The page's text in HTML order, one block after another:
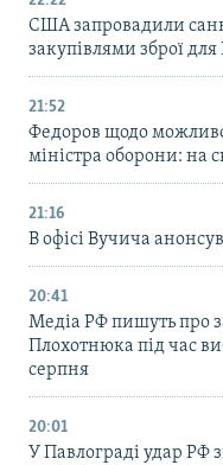
США запровадили
закупівлями зброї для
21:52
Федоров щодо
міністра оборони: на
21:16
В офісі Вучича
20:41
Медіа РФ пишуть про
Плохотнюка під час
серпня
20:01
У Павлограді удар